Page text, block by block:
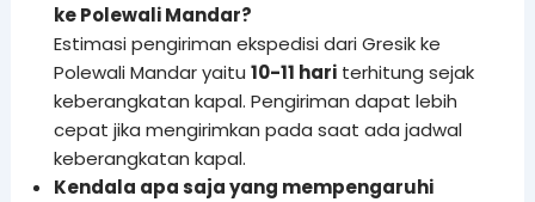
ke Polewali Mandar?
Estimasi pengiriman ekspedisi dari Gresik ke
Polewali Mandar yaitu 10-11 hariterhitung sejak
keberangkatan kapal. Pengiriman dapat lebih
cepat jika mengirimkan pada saat ada jadwal
keberangkatan kapal.
Kendala apa saja yang mempengaruhi